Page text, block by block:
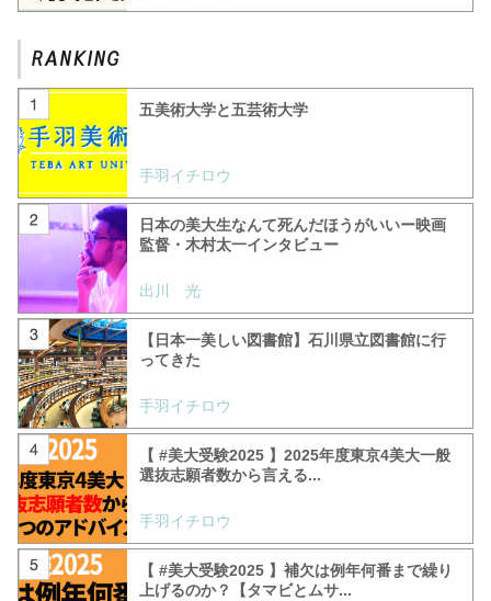
五美術大学と五芸術大学
手羽イチロウ
日本の美大生なんて死んだほうがいいー映画
監督・木村太一インタビュー
出川 光
【日本一美しい図書館】石川県立図書館に行
ってきた
手羽イチロウ
【 #美大受験2025 】2025年度東京4美大一般
選抜志願者数から言える...
手羽イチロウ
【 #美大受験2025 】補欠は例年何番まで繰り
上げるのか？【タマビとムサ...